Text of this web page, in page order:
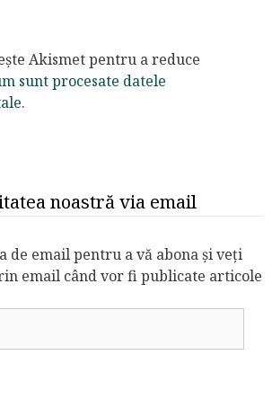
Akismet pentru a reduce
sunt procesate datele
.
noastră via email
de email pentru a vă abona și veți
email când vor fi publicate articole